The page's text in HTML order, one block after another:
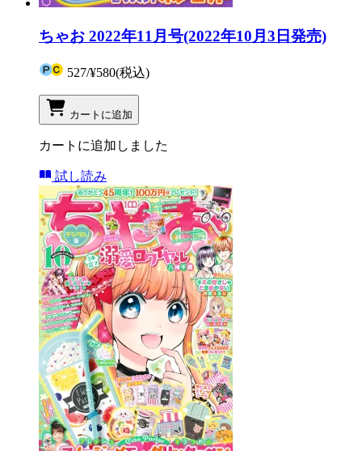
ちゃお 2022年11月号(2022年10月3日発売)
527/¥580(税込)
カートに追加
カートに追加しました
試し読み